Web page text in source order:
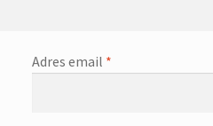
Adres email *